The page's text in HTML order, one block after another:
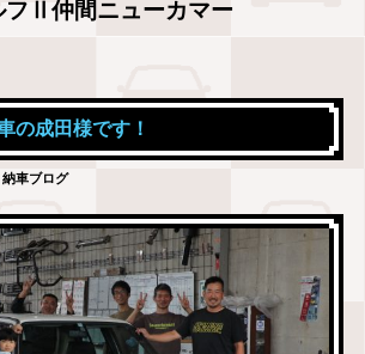
フⅡ仲間ニューカマー
の成田様です！
車ブログ